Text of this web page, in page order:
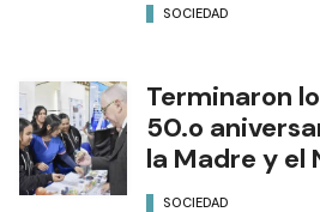
SOCIEDAD
Terminaron
50.o
la Madre y el
SOCIEDAD